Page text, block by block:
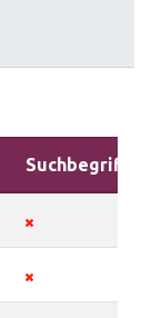
Suchbegriffe